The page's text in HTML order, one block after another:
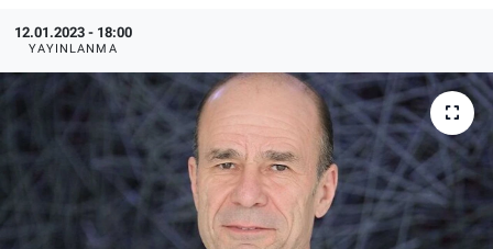
12.01.2023 - 18:00
YAYINLANMA